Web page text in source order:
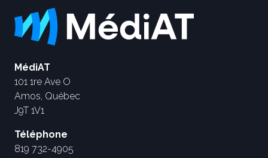
MédiAT
101 1re Ave O
Amos, Québec
J9T 1V1
Téléphone
819 732-4905